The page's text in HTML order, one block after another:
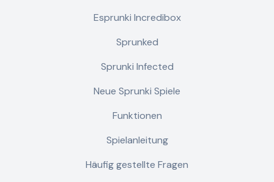
Esprunki Incredibox
Sprunked
Sprunki Infected
Neue Sprunki Spiele
Funktionen
Spielanleitung
Häufig gestellte Fragen